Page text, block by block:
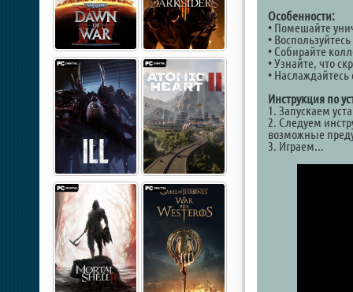
Особенности:
• Помешайте
•
• Собирайте
• Узнайте, что
•
Инструкция по
1. Запускаем
2. Следуем
возможные
3. Играем...